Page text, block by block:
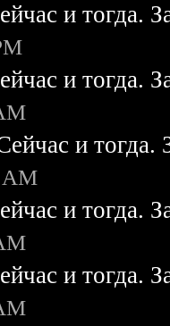
и тогда.
и тогда.
и
AM
и тогда.
и тогда.